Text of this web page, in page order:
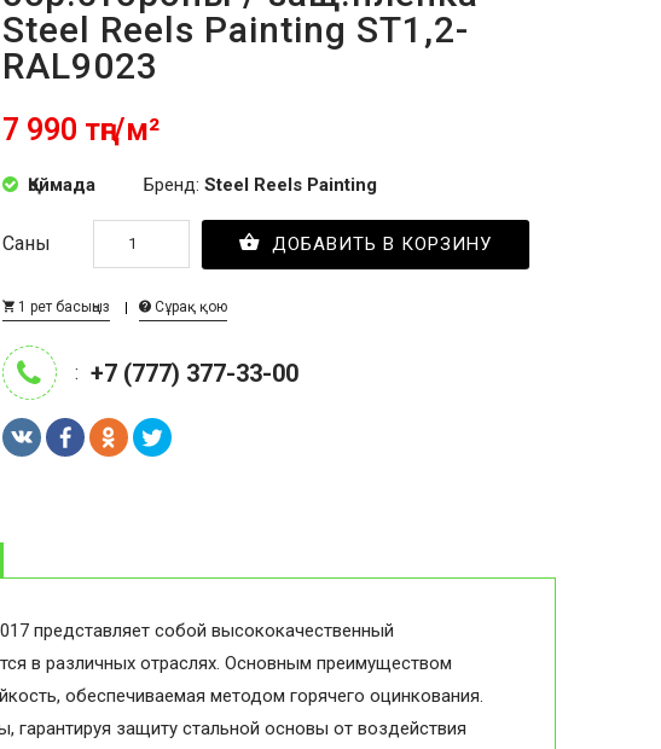
Steel Reels Painting ST1,2-
RAL9023
7 990 тңг/м²
Қоймада Бренд: Steel Reels Painting
Саны ДОБАВИТЬ В КОРЗИНУ
1 рет басыңыз Сұрақ қою
: +7 (777) 377-33-00
представляет собой высококачественный
в различных отраслях. Основным преимуществом
обеспечиваемая методом горячего оцинкования.
гарантируя защиту стальной основы от воздействия